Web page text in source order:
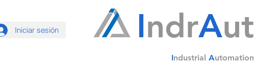
Iniciar sesión IndrAut
Industrial Automation